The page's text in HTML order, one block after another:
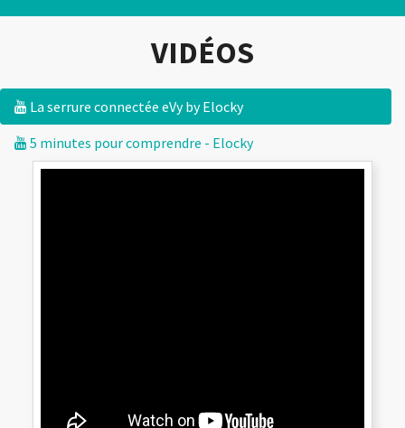
VIDÉOS
La serrure connectée eVy by Elocky
5 minutes pour comprendre - Elocky